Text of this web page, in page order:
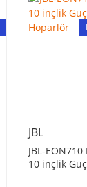
JBL
JBL-
10 inçlik